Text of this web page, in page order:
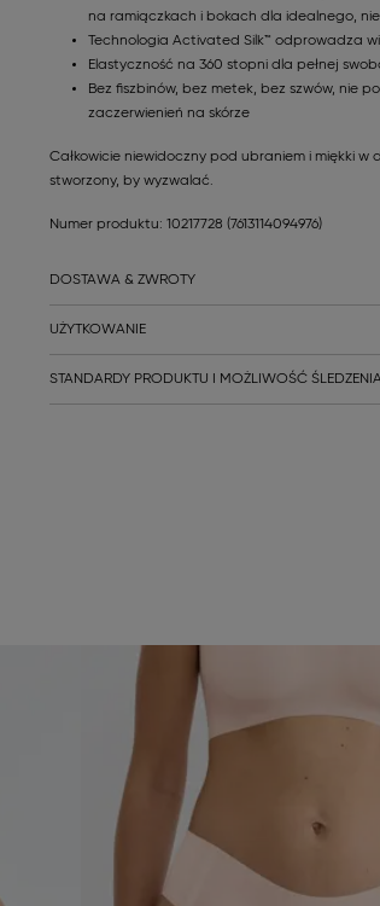
na ramiączkach i bokach dla idealnego,
Technologia Activated Silk™ odprowadza
Elastyczność na 360 stopni dla pełnej
Bez fiszbinów, bez metek, bez szwów, nie
zaczerwienień na skórze
Całkowicie niewidoczny pod ubraniem i miękki w
stworzony, by wyzwalać.
Numer produktu: 10217728 (7613114094976)
DOSTAWA & ZWROTY
UŻYTKOWANIE
STANDARDY PRODUKTU I MOŻLIWOŚĆ